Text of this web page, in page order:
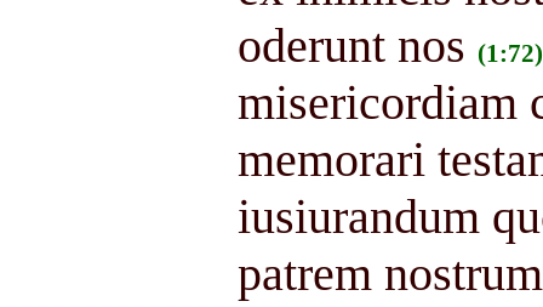
oderunt nos (1:72)
misericordiam
memorari
iusiurandum
patrem nostrum